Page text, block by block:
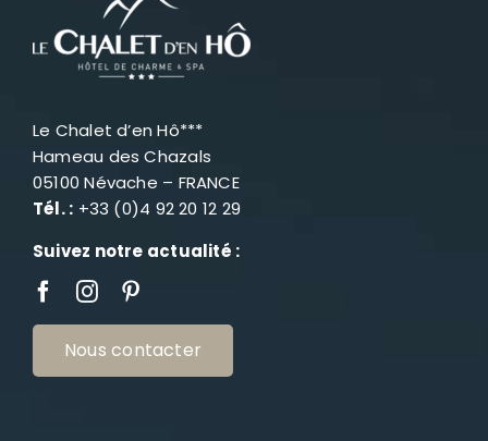
Le Chalet d’en Hô***
Hameau des Chazals
05100 Névache – FRANCE
Tél. : +33 (0)4 92 20 12 29
Suivez notre actualité :
Nous contacter